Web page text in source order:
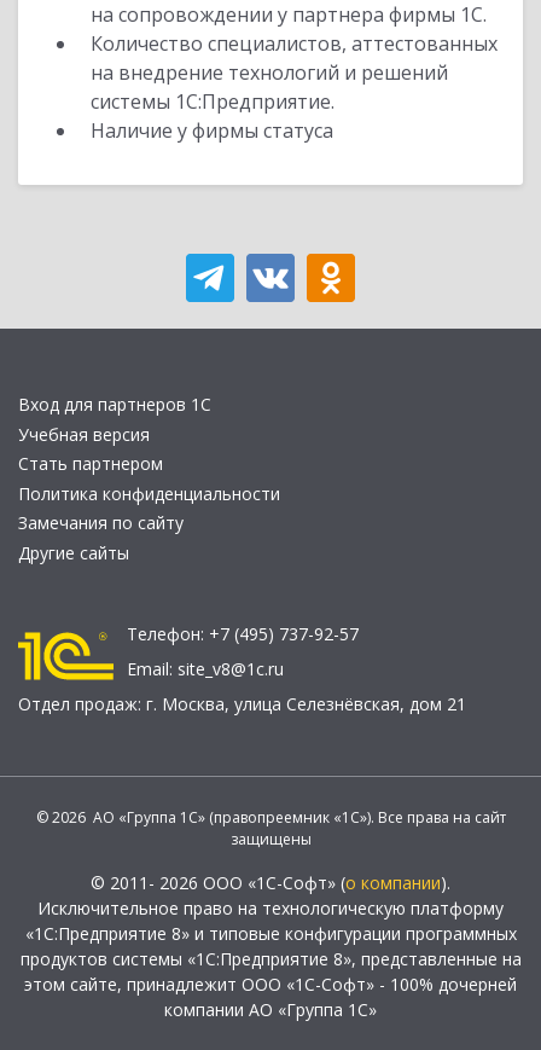
на сопровождении у партнера фирмы 1С.
Количество специалистов, аттестованных
на внедрение технологий и решений
системы 1С:Предприятие.
Наличие у фирмы статуса
Вход для партнеров 1С
Учебная версия
Стать партнером
Политика конфиденциальности
Замечания по сайту
Другие сайты
Телефон: +7 (495) 737-92-57
Email: site_v8@1c.ru
Отдел продаж: г. Москва, улица Селезнёвская, дом 21
© 2026 АО «Группа 1С» (правопреемник «1С»). Все права на сайт
защищены
© 2011- 2026 ООО «1С-Софт» (о компании).
Исключительное право на технологическую платформу
«1С:Предприятие 8» и типовые конфигурации программных
продуктов системы «1С:Предприятие 8», представленные на
этом сайте, принадлежит ООО «1С-Софт» - 100% дочерней
компании АО «Группа 1С»